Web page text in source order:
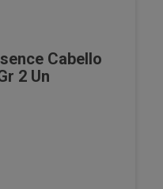
Cabello
2 Un